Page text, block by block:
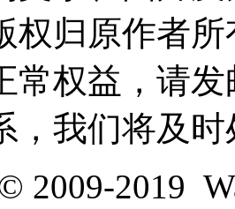
权归原作者
常权益，请发
，我们将及时
2009-2019